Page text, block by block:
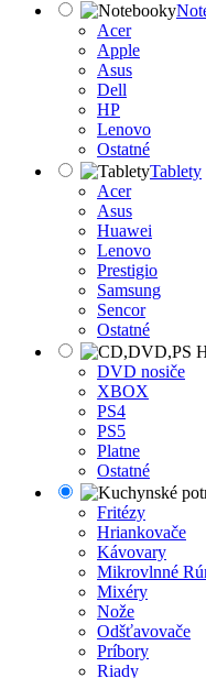
Acer
Apple
Asus
Dell
HP
Lenovo
Ostatné
Tablety
Acer
Asus
Huawei
Lenovo
Prestigio
Samsung
Sencor
Ostatné
DVD nosiče
XBOX
PS4
PS5
Platne
Ostatné
Fritézy
Hriankovače
Kávovary
Mikrovlnné
Mixéry
Nože
Odšťavovače
Príbory
Riady